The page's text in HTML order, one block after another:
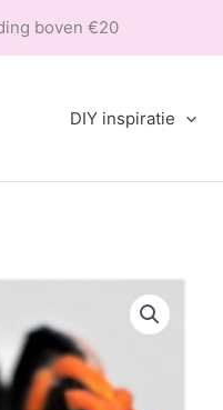
boven €20
DIY inspiratie